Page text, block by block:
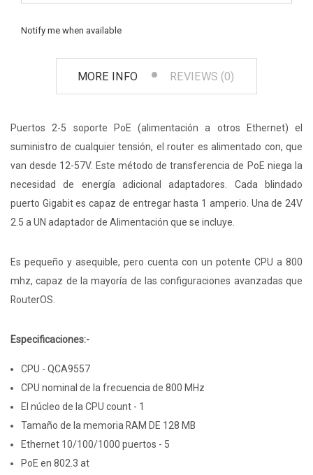
Notify me when available
MORE INFO REVIEWS (0)
Puertos 2-5 soporte PoE (alimentación a otros Ethernet) el
suministro de cualquier tensión, el router es alimentado con, que
van desde 12-57V. Este método de transferencia de PoE niega la
necesidad de energía adicional adaptadores. Cada blindado
puerto Gigabit es capaz de entregar hasta 1 amperio. Una de 24V
2.5 a UN adaptador de Alimentación que se incluye.
Es pequeño y asequible, pero cuenta con un potente CPU a 800
mhz, capaz de la mayoría de las configuraciones avanzadas que
RouterOS.
Especificaciones:-
CPU - QCA9557
CPU nominal de la frecuencia de 800 MHz
El núcleo de la CPU count - 1
Tamaño de la memoria RAM DE 128 MB
Ethernet 10/100/1000 puertos - 5
PoE en 802.3 at